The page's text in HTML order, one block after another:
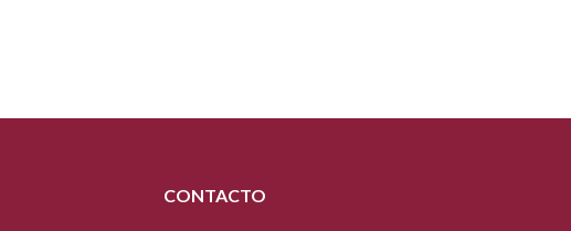
CONTACTO